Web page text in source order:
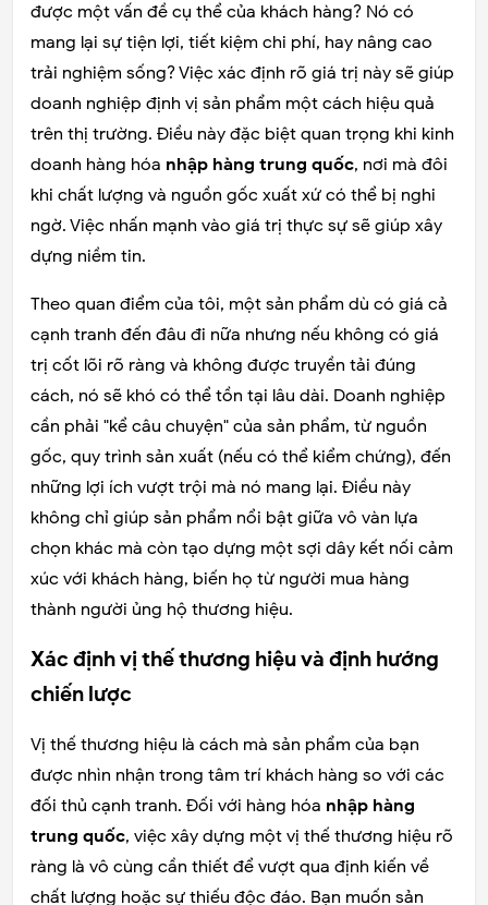
được một vấn đề cụ thể của khách hàng? Nó có
mang lại sự tiện lợi, tiết kiệm chi phí, hay nâng cao
trải nghiệm sống? Việc xác định rõ giá trị này sẽ giúp
doanh nghiệp định vị sản phẩm một cách hiệu quả
trên thị trường. Điều này đặc biệt quan trọng khi kinh
doanh hàng hóa nhập hàng trung quốc, nơi mà đôi
khi chất lượng và nguồn gốc xuất xứ có thể bị nghi
ngờ. Việc nhấn mạnh vào giá trị thực sự sẽ giúp xây
dựng niềm tin.
Theo quan điểm của tôi, một sản phẩm dù có giá cả
cạnh tranh đến đâu đi nữa nhưng nếu không có giá
trị cốt lõi rõ ràng và không được truyền tải đúng
cách, nó sẽ khó có thể tồn tại lâu dài. Doanh nghiệp
cần phải "kể câu chuyện" của sản phẩm, từ nguồn
gốc, quy trình sản xuất (nếu có thể kiểm chứng), đến
những lợi ích vượt trội mà nó mang lại. Điều này
không chỉ giúp sản phẩm nổi bật giữa vô vàn lựa
chọn khác mà còn tạo dựng một sợi dây kết nối cảm
xúc với khách hàng, biến họ từ người mua hàng
thành người ủng hộ thương hiệu.
Xác định vị thế thương hiệu và định hướng
chiến lược
Vị thế thương hiệu là cách mà sản phẩm của bạn
được nhìn nhận trong tâm trí khách hàng so với các
đối thủ cạnh tranh. Đối với hàng hóa nhập hàng
trung quốc, việc xây dựng một vị thế thương hiệu rõ
ràng là vô cùng cần thiết để vượt qua định kiến về
chất lượng hoặc sự thiếu độc đáo. Bạn muốn sản